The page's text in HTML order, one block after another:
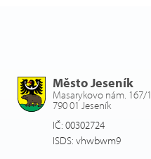
Město Jeseník
Masarykovo nám. 167/1
790 01 Jeseník
IČ: 00302724
ISDS: vhwbwm9